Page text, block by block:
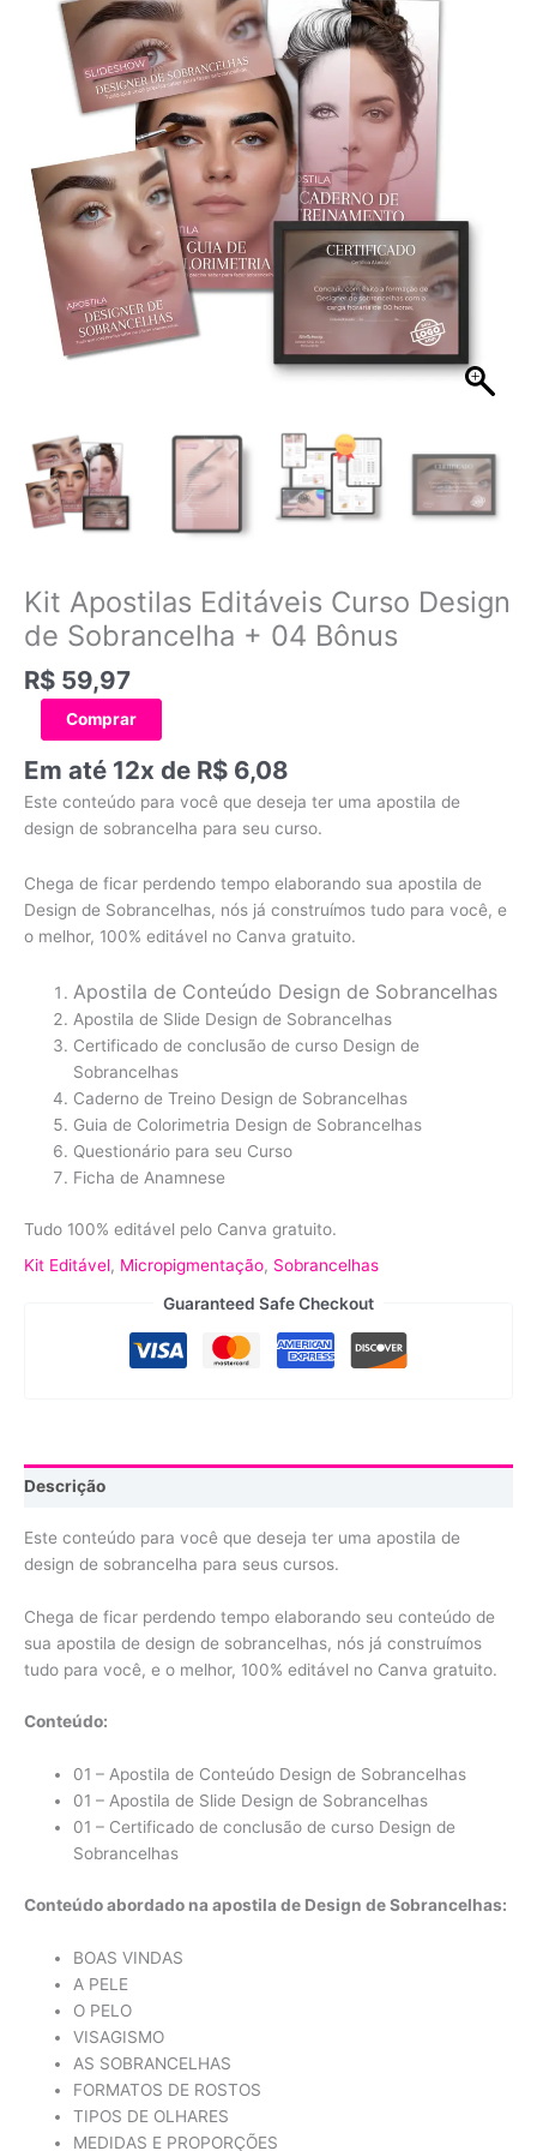
Kit Apostilas Editáveis Curso Design
de Sobrancelha + 04 Bônus
R$ 59,97
Curso
Design
Sobrancelha
Bônus
quantidade
Comprar
Em até 12x de R$ 6,08
Este conteúdo para você que deseja ter uma apostila de
design de sobrancelha para seu curso.
Chega de ficar perdendo tempo elaborando sua apostila de
Design de Sobrancelhas, nós já construímos tudo para você, e
o melhor, 100% editável no Canva gratuito.
Apostila de Conteúdo Design de Sobrancelhas
Apostila de Slide Design de Sobrancelhas
Certificado de conclusão de curso Design de
Sobrancelhas
Caderno de Treino Design de Sobrancelhas
Guia de Colorimetria Design de Sobrancelhas
Questionário para seu Curso
Ficha de Anamnese
Tudo 100% editável pelo Canva gratuito.
Kit Editável, Micropigmentação, Sobrancelhas
Guaranteed Safe Checkout
Descrição
Este conteúdo para você que deseja ter uma apostila de
design de sobrancelha para seus cursos.
Chega de ficar perdendo tempo elaborando seu conteúdo de
sua apostila de design de sobrancelhas, nós já construímos
tudo para você, e o melhor, 100% editável no Canva gratuito.
Conteúdo:
01 – Apostila de Conteúdo Design de Sobrancelhas
01 – Apostila de Slide Design de Sobrancelhas
01 – Certificado de conclusão de curso Design de
Sobrancelhas
Conteúdo abordado na apostila de Design de Sobrancelhas:
BOAS VINDAS
A PELE
O PELO
VISAGISMO
AS SOBRANCELHAS
FORMATOS DE ROSTOS
TIPOS DE OLHARES
MEDIDAS E PROPORÇÕES